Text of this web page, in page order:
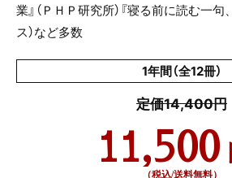
業』（ＰＨＰ研究所）『寝る前に読む一句
ス）など多数
1年間（全12冊）
定価14,400円
11,500
（税込/送料無料）